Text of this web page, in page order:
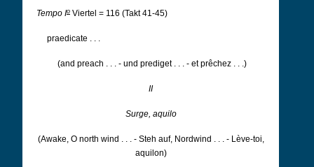
Tempo Io Viertel = 116 (Takt 41-45)
praedicate . . .
(and preach . . . - und prediget . . . - et prêchez . . .)
II
Surge, aquilo
(Awake, O north wind . . . - Steh auf, Nordwind . . . - Lève-toi,
aquilon)